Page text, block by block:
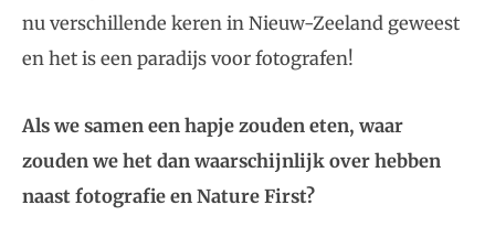
nu verschillende keren in Nieuw-Zeeland geweest
en het is een paradijs voor fotografen!
Als we samen een hapje zouden eten, waar
zouden we het dan waarschijnlijk over hebben
naast fotografie en Nature First?